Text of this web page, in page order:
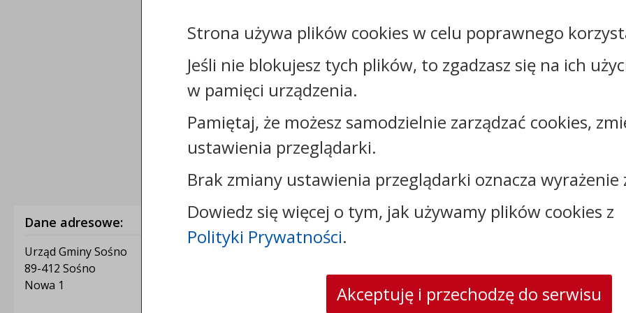
udostępniający:
Urząd Gminy Sośno
Załączniki
Rejestr zmian
Dane adresowe:
Urząd Gminy Sośno
89-412 Sośno
Nowa 1
Kontakt:
skrytka ePUAP: /0413032/SkrytkaESP
strona www:sosno.pl
Strona używa plików cookies w celu poprawnego
Jeśli nie blokujesz tych plików, to zgadzasz się na ich
w pamięci urządzenia.
Pamiętaj, że możesz samodzielnie zarządzać cookies,
ustawienia przeglądarki.
Brak zmiany ustawienia przeglądarki oznacza wyrażenie
Dowiedz się więcej o tym, jak używamy plików cookies z
Polityki Prywatności.
Akceptuję i przechodzę do serwisu